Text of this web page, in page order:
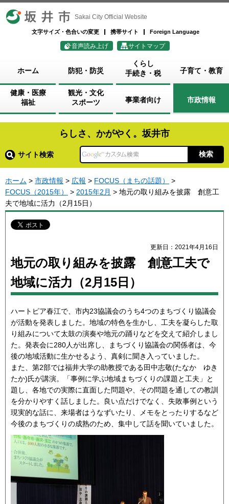
坂井市 Sakai City Official Website
文字サイズ・色合いの変更 携帯サイト Foreign Language
音声読み上げ サイトマップ
ホーム 防犯・防災
くらし
手続き・税
子育て・教育
健康・医療
福祉
観光・文化
スポーツ
事業者向け 市政情報
らしさ、かがやく。坂井市
サイト検索
ホーム > 市政情報 > 広報 > FOCUS（まちの話題）
>
FOCUS（2015年）
> 2015年2月 > 地元の取り組みを披露 創意工
夫で地域に活力（2月15日）
更新日：2021年4月16日
地元の取り組みを披露 創意工夫で
地域に活力（2月15日）
ハートピア春江で、市内23協議会のうち4つのまちづくり協議会
が活動を発表しました。地域の特色を生かし、工夫を凝らした取
り組みについて太鼓の演奏や地元の踊りなどを交えて紹介しまし
た。発表会に280人が出席し、まちづくり協議会の関係者は、今
後の地域活動に生かせるよう、真剣に聞き入っていました。
また、第2部では福井大学の助教授である田中志敬(たなか ゆき
たか)氏が講演。「事例に学ぶ地域まちづくりの課題と工夫」と
題し、各地での実際に直面した問題や、その問題を通しての教訓
を分かりやすく話しました。良い点だけでなく、失敗事例という
現実的な話に、来場者はうなずいたり、メモをとったりするなど
今後のまちづくりの成熟のため、集中して話を聞いていました。